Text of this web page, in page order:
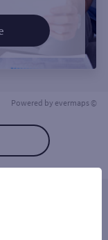
Powered by evermaps ©